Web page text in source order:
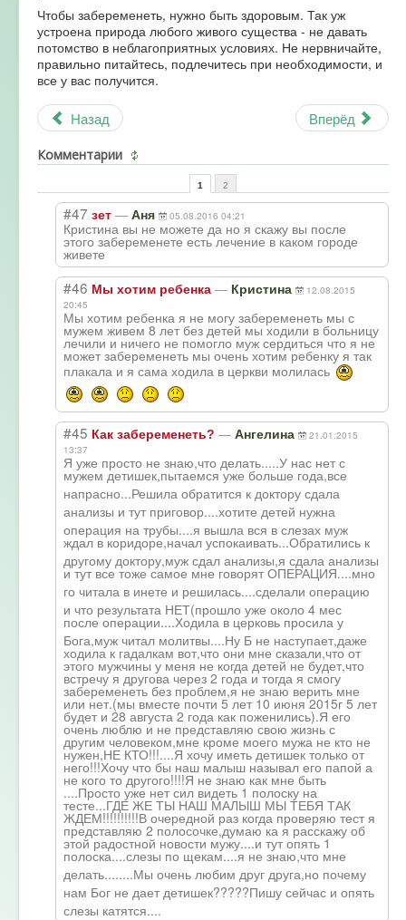
Чтобы забеременеть, нужно быть здоровым. Так уж
устроена природа любого живого существа - не давать
потомство в неблагоприятных условиях. Не нервничайте,
правильно питайтесь, подлечитесь при необходимости, и
все у вас получится.
Назад Вперёд
Комментарии
1 2
#47 зет — Аня 05.08.2016 04:21
Кристина вы не можете да но я скажу вы после
этого забеременете есть лечение в каком городе
живете
#46 Мы хотим ребенка — Кристина
12.08.2015
20:45
Мы хотим ребенка я не могу забеременеть мы с
мужем живем 8 лет без детей мы ходили в больницу
лечили и ничего не помогло муж сердиться что я не
может забеременеть мы очень хотим ребенку я так
плакала и я сама ходила в церкви молилась
#45 Как забеременеть? — Ангелина
21.01.2015
13:37
Я уже просто не знаю,что делать.....У нас нет с
мужем детишек,пытаемся уже больше года,все
напрасно...Решила обратится к доктору сдала
анализы и тут приговор....хотите детей нужна
операция на трубы....я вышла вся в слезах муж
ждал в коридоре,начал успокаивать...Обратились к
другому доктору,муж сдал анализы,я сдала анализы
и тут все тоже самое мне говорят ОПЕРАЦИЯ....мно
го читала в инете и решилась....сделали операцию
и что результата НЕТ(прошло уже около 4 мес
после операции....Ходила в церковь просила у
Бога,муж читал молитвы....Ну Б не наступает,даже
ходила к гадалкам вот,что они мне сказали,что от
этого мужчины у меня не когда детей не будет,что
встречу я другова через 2 года и тогда я смогу
забеременеть без проблем,я не знаю верить мне
или нет.(мы вместе почти 5 лет 10 июня 2015г 5 лет
будет и 28 августа 2 года как поженились).Я его
очень люблю и не представляю свою жизнь с
другим человеком,мне кроме моего мужа не кто не
нужен,НЕ КТО!!!....Я хочу иметь детишек только от
него!!!Хочу что бы наш малыш называл его папой а
не кого то другого!!!!Я не знаю как мне быть
....Просто уже нет сил видеть 1 полоску на
тесте...ГДЕ ЖЕ ТЫ НАШ МАЛЫШ МЫ ТЕБЯ ТАК
ЖДЕМ!!!!!!!!!!В очередной раз когда проверяю тест я
представляю 2 полосочке,думаю ка я расскажу об
этой радостной новости мужу....и тут опять 1
полоска....слезы по щекам....я не знаю,что мне
делать........Мы очень любим друг друга,но почему
нам Бог не дает детишек?????Пишу сейчас и опять
слезы катятся....